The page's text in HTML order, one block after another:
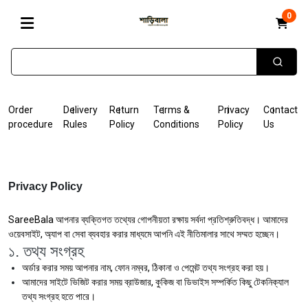
0
Order
procedure
Delivery
Rules
Return
Policy
Terms &
Conditions
Privacy
Policy
Contact
Us
Privacy Policy
SareeBala আপনার ব্যক্তিগত তথ্যের গোপনীয়তা রক্ষায় সর্বদা প্রতিশ্রুতিবদ্ধ। আমাদের
ওয়েবসাইট, অ্যাপ বা সেবা ব্যবহার করার মাধ্যমে আপনি এই নীতিমালার সাথে সম্মত হচ্ছেন।
১. তথ্য সংগ্রহ
অর্ডার করার সময় আপনার নাম, ফোন নম্বর, ঠিকানা ও পেমেন্ট তথ্য সংগ্রহ করা হয়।
আমাদের সাইটে ভিজিট করার সময় ব্রাউজার, কুকিজ বা ডিভাইস সম্পর্কিত কিছু টেকনিক্যাল
তথ্য সংগ্রহ হতে পারে।